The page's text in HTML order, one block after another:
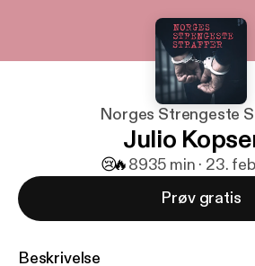
Norges Strengeste
Julio
😢🔥8935 min · 23.
Prøv gratis
Beskrivelse